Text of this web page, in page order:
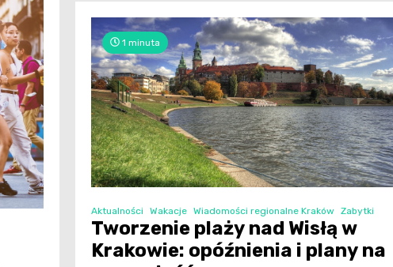
1 minuta
Aktualności Wakacje Wiadomości regionalne Kraków Zabytki
Tworzenie plaży nad Wisłą w
Krakowie: opóźnienia i plany na